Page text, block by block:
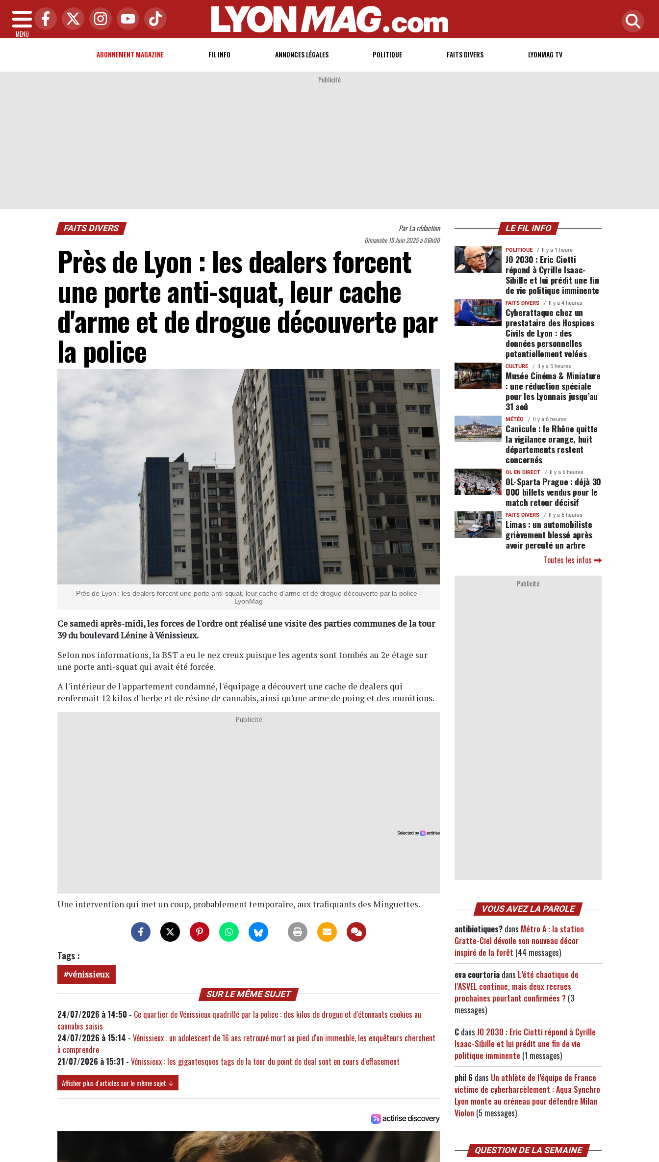
MENU
ABONNEMENT MAGAZINE FIL INFO ANNONCES LÉGALES POLITIQUE FAITS DIVERS LYONMAG TV
Publicité
FAITS DIVERS ParLa rédaction
Dimanche 15 Juin 2025 à 06h00
Près de Lyon : les dealers forcent
une porte anti-squat, leur cache
d'arme et de drogue découverte par
la police
Près de Lyon : les dealers forcent une porte anti-squat, leur cache d'arme et de drogue découverte par la police -
LyonMag
Ce samedi après-midi, les forces de l'ordre ont réalisé une visite des parties communes de la tour
39 du boulevard Lénine à Vénissieux.
Selon nos informations, la BST a eu le nez creux puisque les agents sont tombés au 2e étage sur
une porte anti-squat qui avait été forcée.
A l'intérieur de l'appartement condamné, l'équipage a découvert une cache de dealers qui
renfermait 12 kilos d'herbe et de résine de cannabis, ainsi qu'une arme de poing et des munitions.
Publicité
Une intervention qui met un coup, probablement temporaire, aux trafiquants des Minguettes.
Tags :
vénissieux
SUR LE MÊME SUJET
24/07/2026 à 14:50 - Ce quartier de Vénissieux quadrillé par la police : des kilos de drogue et d'étonnants cookies au
cannabis saisis
24/07/2026 à 15:14 - Vénissieux : un adolescent de 16 ans retrouvé mort au pied d'un immeuble, les enquêteurs cherchent
à comprendre
21/07/2026 à 15:31 - Vénissieux : les gigantesques tags de la tour du point de deal sont en cours d'effacement
Afficher plus d'articles sur le même sujet ↓
LE FIL INFO
POLITIQUE Il y a 1 heure
JO 2030 : Eric Ciotti
répond à Cyrille Isaac-
Sibille et lui prédit une fin
de vie politique imminente
FAITS DIVERS Il y a 4 heures
Cyberattaque chez un
prestataire des Hospices
Civils de Lyon : des
données personnelles
potentiellement volées
CULTURE Il y a 5 heures
Musée Cinéma & Miniature
: une réduction spéciale
pour les Lyonnais jusqu’au
31 aoû
MÉTÉO Il y a 6 heures
Canicule : le Rhône quitte
la vigilance orange, huit
départements restent
concernés
OL EN DIRECT Il y a 6 heures
OL-Sparta Prague : déjà 30
000 billets vendus pour le
match retour décisif
FAITS DIVERS Il y a 6 heures
Limas : un automobiliste
grièvement blessé après
avoir percuté un arbre
Toutes les infos
Publicité
VOUS AVEZ LA PAROLE
antibiotiques? dans Métro A : la station
Gratte-Ciel dévoile son nouveau décor
inspiré de la forêt (44 messages)
eva courtoria dans L’été chaotique de
l’ASVEL continue, mais deux recrues
prochaines pourtant confirmées ? (3
messages)
C dans JO 2030 : Eric Ciotti répond à Cyrille
Isaac-Sibille et lui prédit une fin de vie
politique imminente (1 messages)
phil 6 dans Un athlète de l’équipe de France
victime de cyberharcèlement : Aqua Synchro
Lyon monte au créneau pour défendre Milan
Violon (5 messages)
QUESTION DE LA SEMAINE